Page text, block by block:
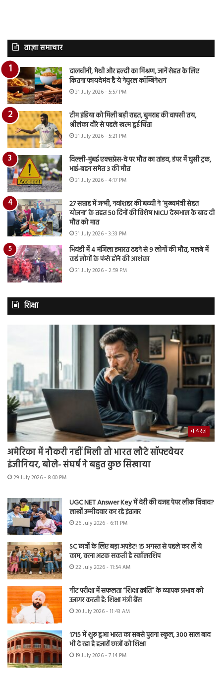
ताज़ा समाचार
दालचीनी, मेथी और हल्दी का मिश्रण, जानें सेहत के लिए
कितना फायदेमंद है ये नेचुरल कॉम्बिनेशन
31 July 2026 - 5:57 PM
टीम इंडिया को मिली बड़ी राहत, बुमराह की वापसी तय,
श्रीलंका दौरे से पहले खत्म हुई चिंता
31 July 2026 - 5:21 PM
दिल्ली-मुंबई एक्सप्रेस-वे पर मौत का तांडव, डंपर में घुसी ट्रक,
भाई-बहन समेत 3 की मौत
31 July 2026 - 4:17 PM
27 सप्ताह में जन्मी, नवांशहर की बच्ची ने ‘मुख्यमंत्री सेहत
योजना’ के तहत 50 दिनों की विशेष NICU देखभाल के बाद दी
मौत को मात
31 July 2026 - 3:33 PM
भिवंडी में 4 मंजिला इमारत ढहने से 9 लोगों की मौत, मलबे में
कई लोगों के फंसे होने की आशंका
31 July 2026 - 2:59 PM
शिक्षा
वायरल
अमेरिका में नौकरी नहीं मिली तो भारत लौटे सॉफ्टवेयर
इंजीनियर, बोले- संघर्ष ने बहुत कुछ सिखाया
29 July 2026 - 8:00 PM
UGC NET Answer Key में देरी की वजह पेपर लीक विवाद?
लाखों उम्मीदवार कर रहे इंतजार
26 July 2026 - 6:11 PM
SC छात्रों के लिए बड़ा अपडेट! 15 अगस्त से पहले कर लें ये
काम, वरना अटक सकती है स्कॉलरशिप
22 July 2026 - 11:54 AM
नीट परीक्षा में सफलता “शिक्षा क्रांति” के व्यापक प्रभाव को
उजागर करती है: शिक्षा मंत्री बैंस
20 July 2026 - 11:43 AM
1715 में शुरू हुआ भारत का सबसे पुराना स्कूल, 300 साल बाद
भी दे रहा है हजारों छात्रों को शिक्षा
19 July 2026 - 7:14 PM